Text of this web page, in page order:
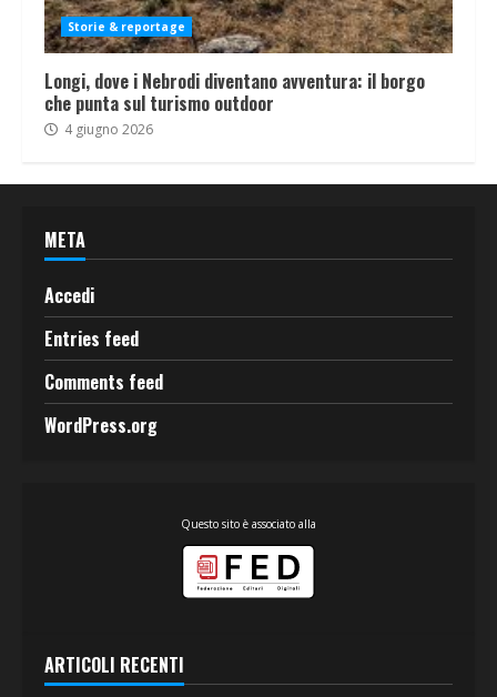
Storie & reportage
Longi, dove i Nebrodi diventano avventura: il borgo
che punta sul turismo outdoor
4 giugno 2026
META
Accedi
Entries feed
Comments feed
WordPress.org
Questo sito è associato alla
ARTICOLI RECENTI